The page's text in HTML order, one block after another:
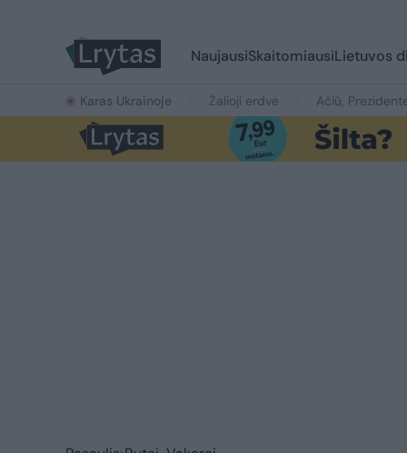
NaujausiSkaitomiausiLietuvos
Karas Ukrainoje Žalioji erdvė Ačiū,